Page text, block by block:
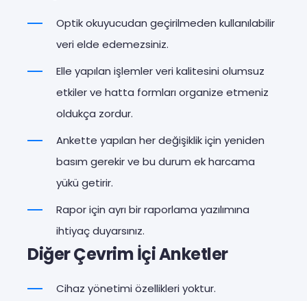
Optik okuyucudan geçirilmeden kullanılabilir
veri elde edemezsiniz.
Elle yapılan işlemler veri kalitesini olumsuz
etkiler ve hatta formları organize etmeniz
oldukça zordur.
Ankette yapılan her değişiklik için yeniden
basım gerekir ve bu durum ek harcama
yükü getirir.
Rapor için ayrı bir raporlama yazılımına
ihtiyaç duyarsınız.
Diğer Çevrim İçi Anketler
Cihaz yönetimi özellikleri yoktur.